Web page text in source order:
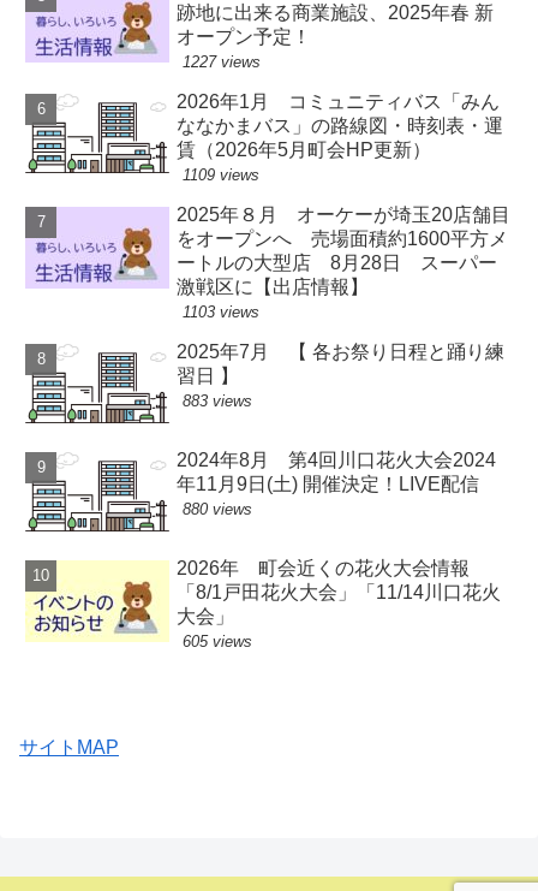
跡地に出来る商業施設、2025年春 新
オープン予定！
1227 views
2026年1月 コミュニティバス「みん
ななかまバス」の路線図・時刻表・運
賃（2026年5月町会HP更新）
1109 views
2025年８月 オーケーが埼玉20店舗目
をオープンへ 売場面積約1600平方メ
ートルの大型店 8月28日 スーパー
激戦区に【出店情報】
1103 views
2025年7月 【 各お祭り日程と踊り練
習日 】
883 views
2024年8月 第4回川口花火大会2024
年11月9日(土) 開催決定！LIVE配信
880 views
2026年 町会近くの花火大会情報
「8/1戸田花火大会」「11/14川口花火
大会」
605 views
サイトMAP